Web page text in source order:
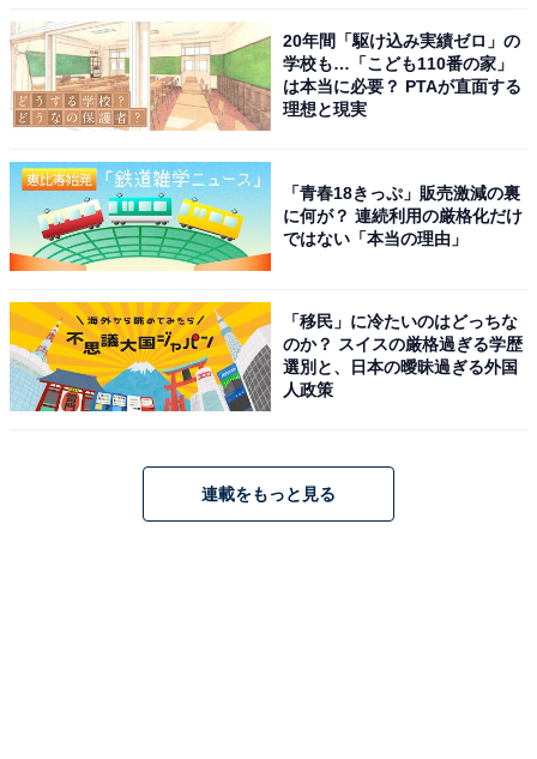
20年間「駆け込み実績ゼロ」の
学校も…「こども110番の家」
は本当に必要？ PTAが直面する
理想と現実
「青春18きっぷ」販売激減の裏
に何が？ 連続利用の厳格化だけ
ではない「本当の理由」
「移民」に冷たいのはどっちな
のか？ スイスの厳格過ぎる学歴
選別と、日本の曖昧過ぎる外国
人政策
連載をもっと見る